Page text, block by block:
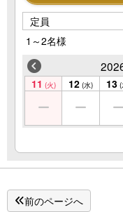
定員
1～2名様
11 (火) 12 (水) 13
前のページへ